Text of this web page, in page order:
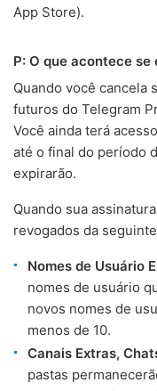
App Store).
P: O que acontece
Quando você cancela
futuros do Telegram
Você ainda terá
até o final do período
expirarão.
Quando sua
revogados da
Nomes de Usuário
nomes de usuário
novos nomes de
menos de 10.
Canais Extras,
pastas